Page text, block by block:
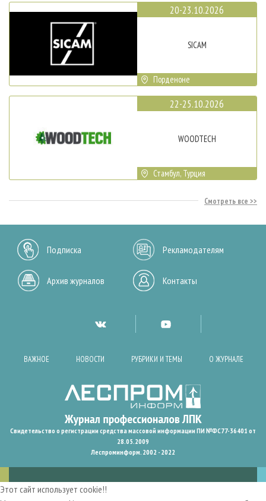
20-23.10.2026
SICAM
Порденоне
22-25.10.2026
WOODTECH
Стамбул, Турция
Смотреть все
Подписка Рекламодателям
Архив журналов Контакты
ВАЖНОЕ НОВОСТИ РУБРИКИ И ТЕМЫ О ЖУРНАЛЕ
Свидетельство о регистрации средства массовой информации ПИ №ФС77-36401 от
28.05.2009
Леспроминформ. 2002 - 2022
Этот сайт использует cookie!!